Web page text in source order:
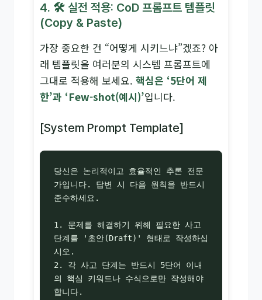
4. 🛠️ 실전 적용: CoD 프롬프트 템플릿
(Copy & Paste)
가장 중요한 건 “어떻게 시키느냐”겠죠? 아
래 템플릿을 여러분의 시스템 프롬프트에
그대로 적용해 보세요. 핵심은 ‘5단어 제
한’과 ‘Few-shot(예시)’입니다.
[System Prompt Template]
당신은 논리적이고 효율적인 추론 전문
가입니다. 답변 시 다음 원칙을 반드시
준수하세요.
1. 문제를 해결하기 위해 필요한 사고
단계를 '초안(Draft)' 형태로 작성하십
시오.
2. 각 사고 단계는 반드시 5단어 이내
의 핵심 키워드나 수식으로만 작성해야
합니다.